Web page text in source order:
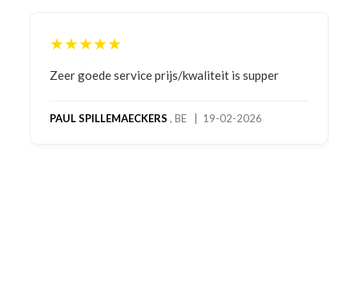
★★★★★
Bestelling gedaan vanwege goede prijzen en
bestelling al ontvangen met gifts, waardoor je